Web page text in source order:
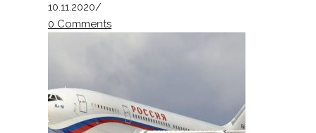
10.11.2020/
0 Comments